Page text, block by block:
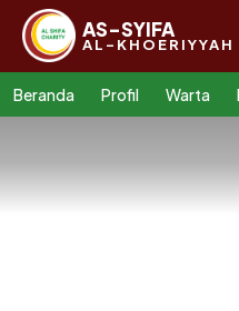
AS-SYIFA
AL-KHOERIYYAH
Beranda Profil Warta